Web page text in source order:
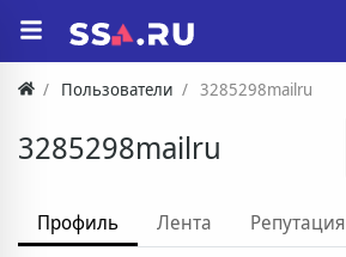
Пользователи 3285298mailru
3285298mailru
Профиль Лента Репутация